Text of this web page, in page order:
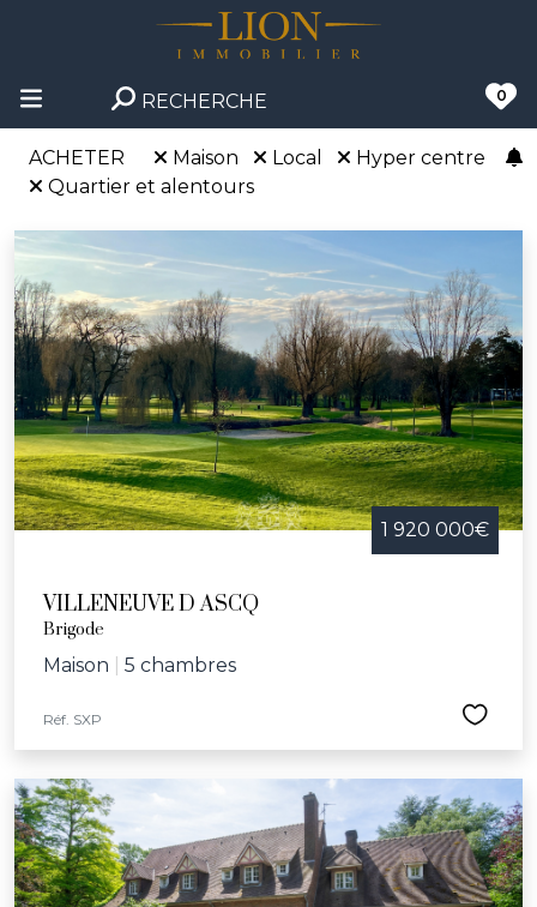
RECHERCHE 0
ACHETER Maison Local
Hyper centre
Quartier et alentours
1 920 000€
VILLENEUVE D ASCQ
Brigode
Maison 5 chambres
Réf. SXP